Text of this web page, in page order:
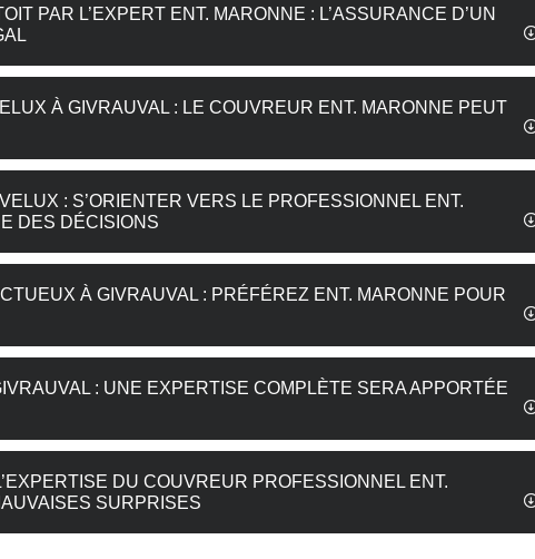
PAR L’EXPERT ENT. MARONNE : L’ASSURANCE D’UN
À GIVRAUVAL : LE COUVREUR ENT. MARONNE PEUT
: S’ORIENTER VERS LE PROFESSIONNEL ENT.
DES DÉCISIONS
À GIVRAUVAL : PRÉFÉREZ ENT. MARONNE POUR
: UNE EXPERTISE COMPLÈTE SERA APPORTÉE
DU COUVREUR PROFESSIONNEL ENT.
SURPRISES